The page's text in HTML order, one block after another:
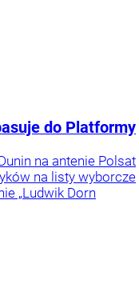
do Platformy
na antenie Polsat
na listy wyborcze
„Ludwik Dorn